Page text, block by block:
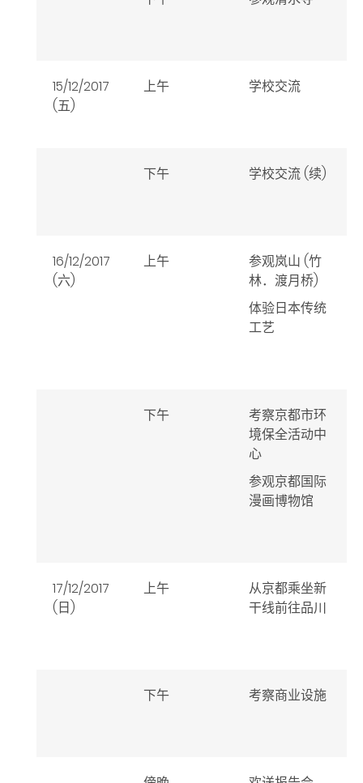
15/12/2017
(五)
上午 学校交流
下午 学校交流 (续)
16/12/2017
(六)
上午
参观岚山 (竹
林．渡月桥)
体验日本传统
工艺
下午
考察京都市环
境保全活动中
心
参观京都国际
漫画博物馆
17/12/2017
(日)
上午
从京都乘坐新
干线前往品川
下午 考察商业设施